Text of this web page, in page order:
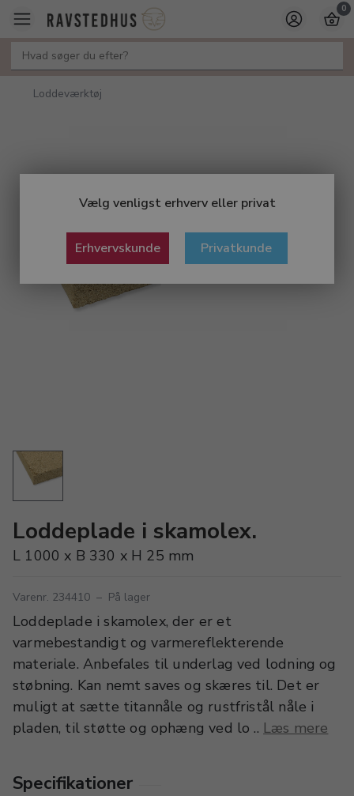
Vælg venligst erhverv eller privat
Erhvervskunde Privatkunde
0
Loddeværktøj
Loddeplade i skamolex.
L 1000 x B 330 x H 25 mm
Varenr. 234410 – På lager
Loddeplade i skamolex, der er et
varmebestandigt og varmereflekterende
materiale. Anbefales til underlag ved lodning og
støbning. Kan nemt saves og skæres til. Det er
muligt at sætte titannåle og rustfristål nåle i
pladen, til støtte og ophæng ved lo .. Læs mere
Specifikationer